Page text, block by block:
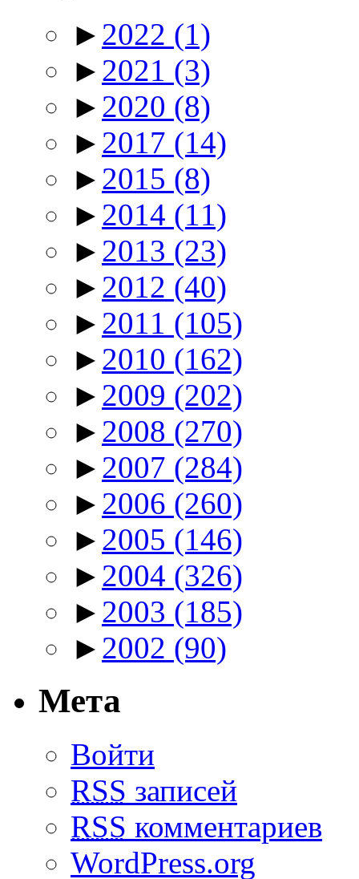
► 2022 (1)
► 2021 (3)
► 2020 (8)
► 2017 (14)
► 2015 (8)
► 2014 (11)
► 2013 (23)
► 2012 (40)
► 2011 (105)
► 2010 (162)
► 2009 (202)
► 2008 (270)
► 2007 (284)
► 2006 (260)
► 2005 (146)
► 2004 (326)
► 2003 (185)
► 2002 (90)
Мета
Войти
RSS записей
RSS комментариев
WordPress.org